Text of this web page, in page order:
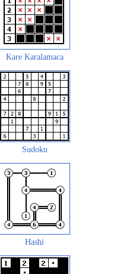
Kare Karalamaca
Sudoku
Hashi